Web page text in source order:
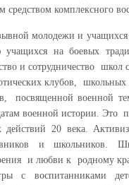
комплексного
молодежи и учащихся
учащихся на боевых
и сотрудничество школ
клубов,
посвященной военной
военной истории. Это
20 века.
и школьников.
и любви к родному
с воспитанниками